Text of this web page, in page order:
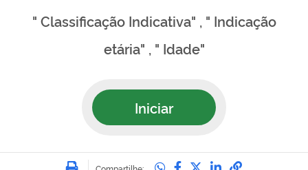
" Classificação Indicativa" , " Indicação
etária" , " Idade"
Iniciar
Imprimir Compartilhe no
Compartilhe no
Compartilhe no
Compartilhe